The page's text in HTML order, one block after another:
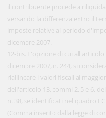
il contribuente procede a
versando la differenza entro il
imposte relative al periodo
dicembre 2007.
12-bis. L'opzione di cui
dicembre 2007, n. 244, si
riallineare i valori fiscali ai
dell'articolo 13, commi 2, 5 e 6,
n. 38, se identificati nel quadro
(Comma inserito dalla legge di